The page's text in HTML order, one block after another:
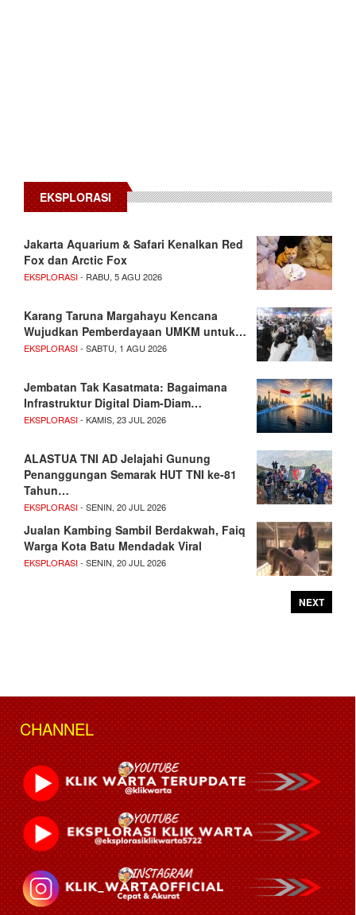
EKSPLORASI
Jakarta Aquarium & Safari Kenalkan Red
Fox dan Arctic Fox
EKSPLORASI- RABU, 5 AGU 2026
Karang Taruna Margahayu Kencana
Wujudkan Pemberdayaan UMKM untuk…
EKSPLORASI- SABTU, 1 AGU 2026
Jembatan Tak Kasatmata: Bagaimana
Infrastruktur Digital Diam-Diam…
EKSPLORASI- KAMIS, 23 JUL 2026
ALASTUA TNI AD Jelajahi Gunung
Penanggungan Semarak HUT TNI ke-81
Tahun…
EKSPLORASI- SENIN, 20 JUL 2026
Jualan Kambing Sambil Berdakwah, Faiq
Warga Kota Batu Mendadak Viral
EKSPLORASI- SENIN, 20 JUL 2026
NEXT
CHANNEL